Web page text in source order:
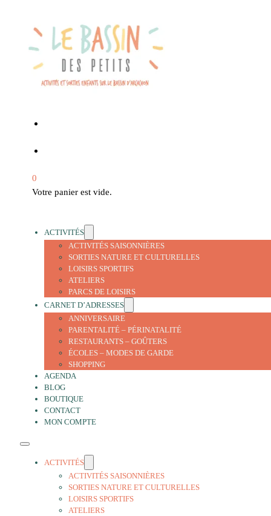
0
Votre panier est vide.
ACTIVITÉS
ACTIVITÉS SAISONNIÈRES
SORTIES NATURE ET CULTURELLES
LOISIRS SPORTIFS
ATELIERS
PARCS DE LOISIRS
CARNET D’ADRESSES
ANNIVERSAIRE
PARENTALITÉ – PÉRINATALITÉ
RESTAURANTS – GOÛTERS
ÉCOLES – MODES DE GARDE
SHOPPING
AGENDA
BLOG
BOUTIQUE
CONTACT
MON COMPTE
ACTIVITÉS
ACTIVITÉS SAISONNIÈRES
SORTIES NATURE ET CULTURELLES
LOISIRS SPORTIFS
ATELIERS